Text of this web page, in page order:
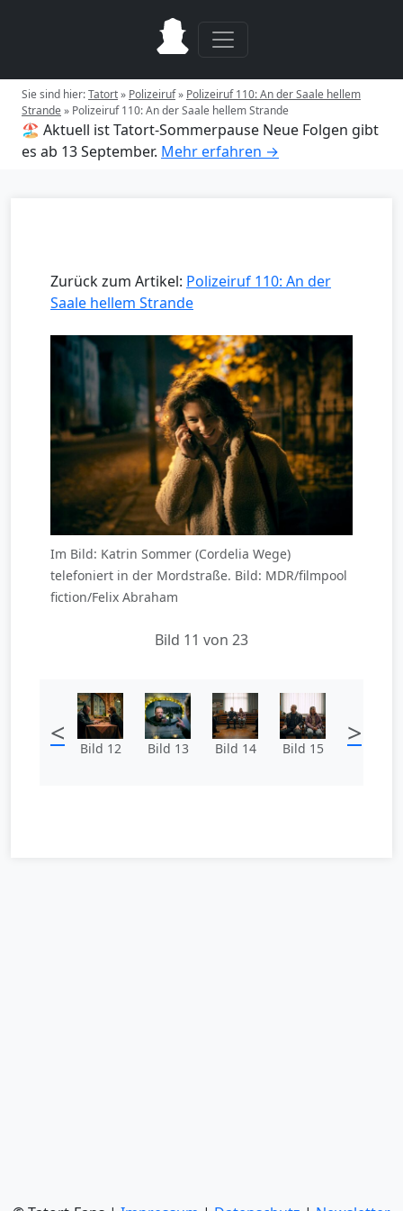
Sie sind hier:Tatort» Polizeiruf» Polizeiruf 110: An der Saale hellem
Strande» Polizeiruf 110: An der Saale hellem Strande
🏖️ Aktuell ist Tatort-Sommerpause Neue Folgen gibt
es ab 13 September. Mehr erfahren →
Zurück zum Artikel: Polizeiruf 110: An der
Saale hellem Strande
Im Bild: Katrin Sommer (Cordelia Wege)
telefoniert in der Mordstraße. Bild: MDR/filmpool
fiction/Felix Abraham
Bild 11 von 23
< Bild 12 Bild 13 Bild 14 Bild 15 >